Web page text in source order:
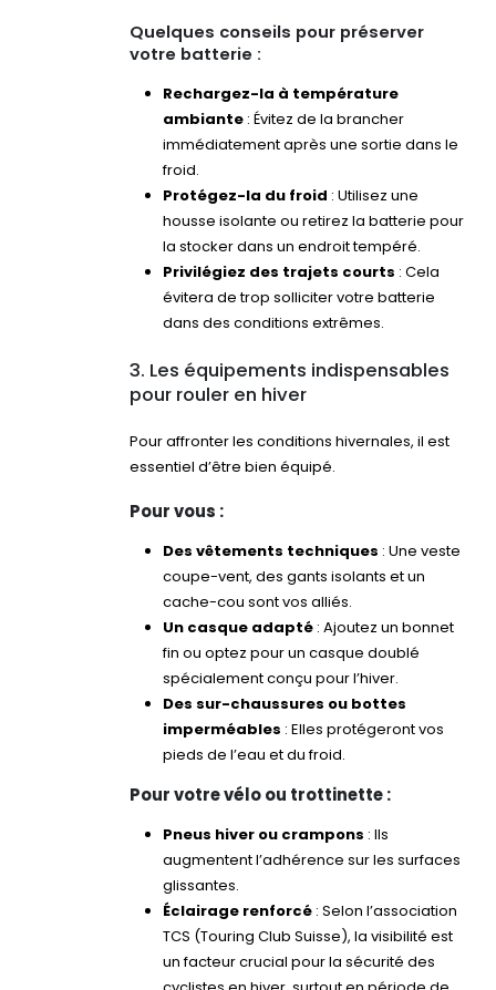
Quelques conseils pour préserver
votre batterie :
Rechargez-la à température
ambiante: Évitez de la brancher
immédiatement après une sortie dans le
froid.
Protégez-la du froid : Utilisez une
housse isolante ou retirez la batterie pour
la stocker dans un endroit tempéré.
Privilégiez des trajets courts : Cela
évitera de trop solliciter votre batterie
dans des conditions extrêmes.
3. Les équipements indispensables
pour rouler en hiver
Pour affronter les conditions hivernales, il est
essentiel d’être bien équipé.
Pour vous :
Des vêtements techniques : Une veste
coupe-vent, des gants isolants et un
cache-cou sont vos alliés.
Un casque adapté: Ajoutez un bonnet
fin ou optez pour un casque doublé
spécialement conçu pour l’hiver.
Des sur-chaussures ou bottes
imperméables : Elles protégeront vos
pieds de l’eau et du froid.
Pour votre vélo ou trottinette :
Pneus hiver ou crampons : Ils
augmentent l’adhérence sur les surfaces
glissantes.
Éclairage renforcé: Selon l’association
TCS (Touring Club Suisse), la visibilité est
un facteur crucial pour la sécurité des